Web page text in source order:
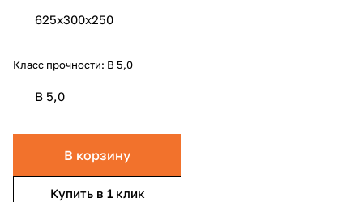
625x300x250
Класс прочности: B 5,0
B 5,0
В корзину
Купить в 1 клик